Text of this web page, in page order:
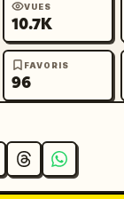
VUES
10.7K
FAVORIS
96